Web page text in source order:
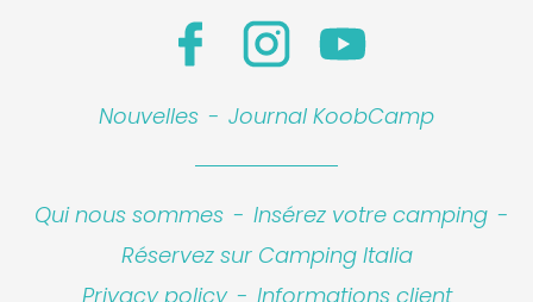
Nouvelles - Journal KoobCamp
Qui nous sommes - Insérez votre camping -
Réservez sur Camping Italia
Privacy policy - Informations client